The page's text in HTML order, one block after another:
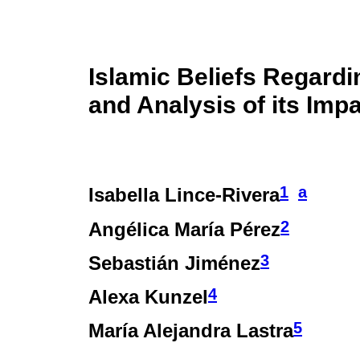
Islamic Beliefs
and Analysis of its
Isabella Lince-Rivera1 a
Angélica María Pérez2
Sebastián Jiménez3
Alexa Kunzel4
María Alejandra Lastra5